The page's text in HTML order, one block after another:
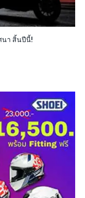
นา สิ้นปีนี้!